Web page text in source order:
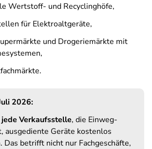
Wertstoff- und Recyclinghöfe,
für Elektroaltgeräte,
und Drogeriemärkte mit
2026:
jede Verkaufsstelle, die Einweg-
ausgediente Geräte kostenlos
Das betrifft nicht nur Fachgeschäfte,